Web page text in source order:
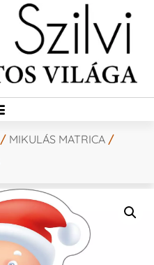
/ MIKULÁS MATRICA /